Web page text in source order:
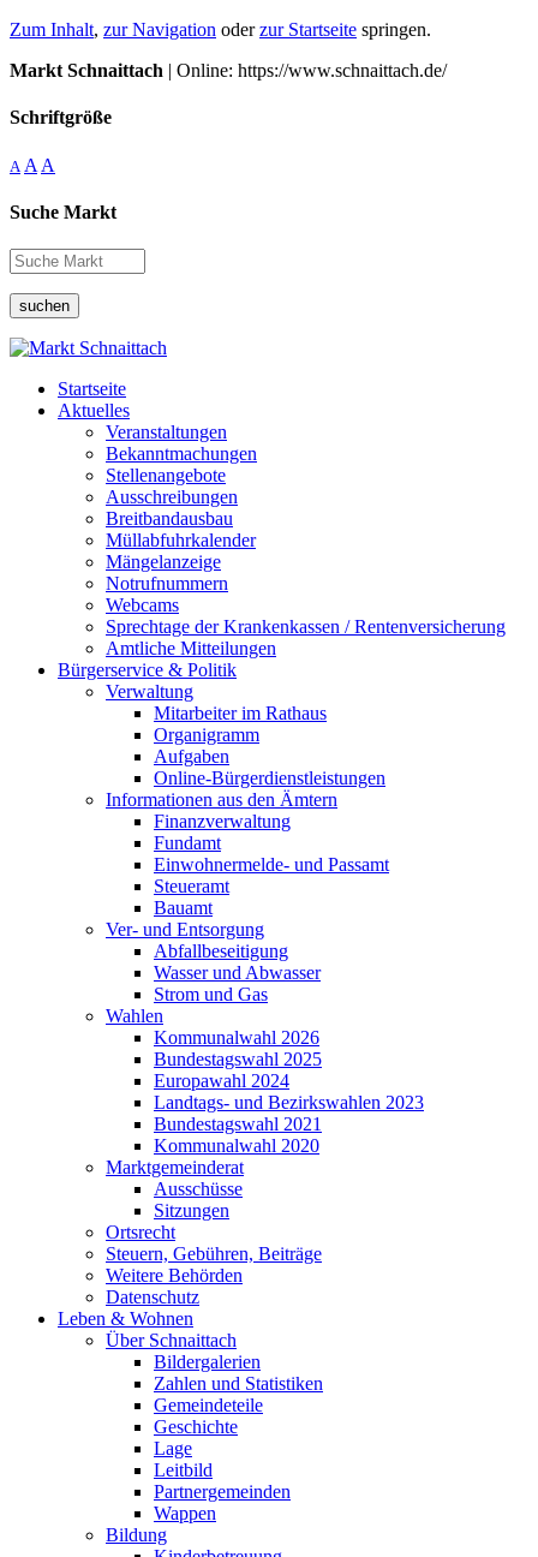
Zum Inhalt, zur Navigation oderzur Startseite springen.
Markt Schnaittach | Online: https://www.schnaittach.de/
Schriftgröße
A A A
Suche Markt
suchen
Startseite
Aktuelles
Veranstaltungen
Bekanntmachungen
Stellenangebote
Ausschreibungen
Breitbandausbau
Müllabfuhrkalender
Mängelanzeige
Notrufnummern
Webcams
Sprechtage der Krankenkassen / Rentenversicherung
Amtliche Mitteilungen
Bürgerservice & Politik
Verwaltung
Mitarbeiter im Rathaus
Organigramm
Aufgaben
Online-Bürgerdienstleistungen
Informationen aus den Ämtern
Finanzverwaltung
Fundamt
Einwohnermelde- und Passamt
Steueramt
Bauamt
Ver- und Entsorgung
Abfallbeseitigung
Wasser und Abwasser
Strom und Gas
Wahlen
Kommunalwahl 2026
Bundestagswahl 2025
Europawahl 2024
Landtags- und Bezirkswahlen 2023
Bundestagswahl 2021
Kommunalwahl 2020
Marktgemeinderat
Ausschüsse
Sitzungen
Ortsrecht
Steuern, Gebühren, Beiträge
Weitere Behörden
Datenschutz
Leben & Wohnen
Über Schnaittach
Bildergalerien
Zahlen und Statistiken
Gemeindeteile
Geschichte
Lage
Leitbild
Partnergemeinden
Wappen
Bildung